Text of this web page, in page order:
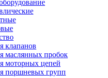
клапанов
маслянных пробок
моторных цепей
поршневых групп